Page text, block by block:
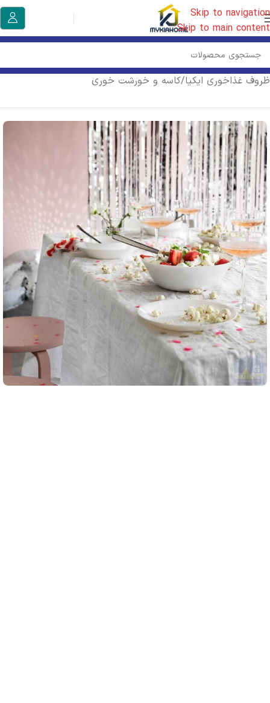
Skip to navigation
Skip to main content
خانه/آشپزخانه ایکیا/لوازم سرو| نوشیدنی| غذا/
ظروف غذاخوری ایکیا/کاسه و خورشت خوری